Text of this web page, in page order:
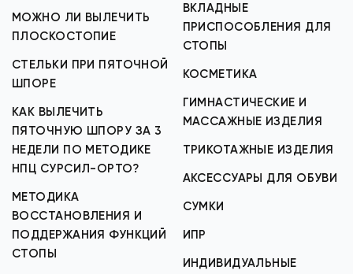
МОЖНО ЛИ ВЫЛЕЧИТЬ
ПЛОСКОСТОПИЕ
СТЕЛЬКИ ПРИ ПЯТОЧНОЙ
ШПОРЕ
КАК ВЫЛЕЧИТЬ
ПЯТОЧНУЮ ШПОРУ ЗА 3
НЕДЕЛИ ПО МЕТОДИКЕ
НПЦ СУРСИЛ-ОРТО?
МЕТОДИКА
ВОССТАНОВЛЕНИЯ И
ПОДДЕРЖАНИЯ ФУНКЦИЙ
СТОПЫ
ВКЛАДНЫЕ
ПРИСПОСОБЛЕНИЯ ДЛЯ
СТОПЫ
КОСМЕТИКА
ГИМНАСТИЧЕСКИЕ И
МАССАЖНЫЕ ИЗДЕЛИЯ
ТРИКОТАЖНЫЕ ИЗДЕЛИЯ
АКСЕССУАРЫ ДЛЯ ОБУВИ
СУМКИ
ИПР
ИНДИВИДУАЛЬНЫЕ